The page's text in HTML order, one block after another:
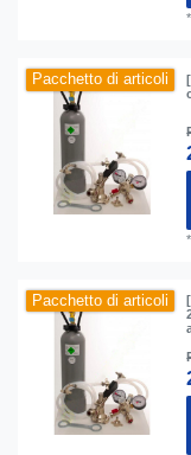
*
Pacchetto di articoli
*
Pacchetto di articoli